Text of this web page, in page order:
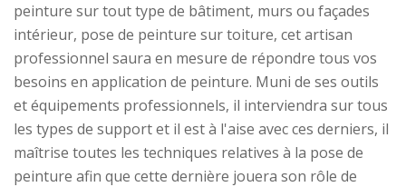
peinture sur tout type de bâtiment, murs ou façades
intérieur, pose de peinture sur toiture, cet artisan
professionnel saura en mesure de répondre tous vos
besoins en application de peinture. Muni de ses outils
et équipements professionnels, il interviendra sur tous
les types de support et il est à l'aise avec ces derniers, il
maîtrise toutes les techniques relatives à la pose de
peinture afin que cette dernière jouera son rôle de